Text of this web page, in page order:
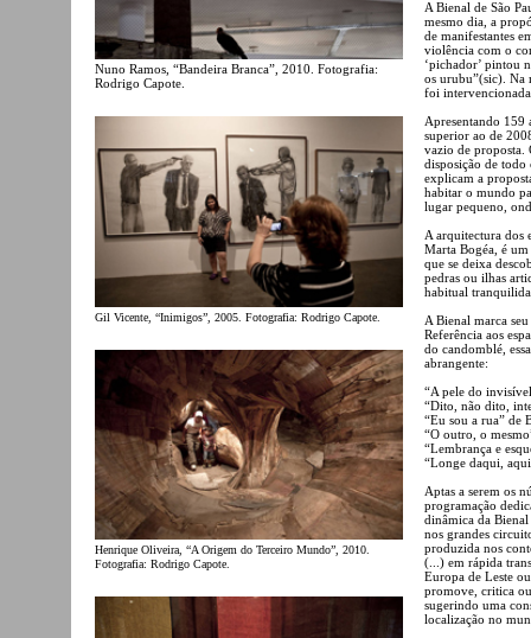
Nuno Ramos, “Bandeira Branca”, 2010. Fotografia:
Rodrigo Capote.
Gil Vicente, “Inimigos”, 2005. Fotografia: Rodrigo Capote.
Henrique Oliveira, “A Origem do Terceiro Mundo”, 2010.
Fotografia: Rodrigo Capote.
A Bienal de São
mesmo dia, a
de manifestantes
violência com o
‘pichador’ pintou
os urubu”(sic). Na
foi
Apresentando 159
superior ao de
vazio de proposta.
disposição de todo
explicam a
habitar o mundo
lugar pequeno,
A arquitectura dos
Marta Bogéa, é
que se deixa
pedras ou ilhas
habitual
A Bienal marca
Referência aos
do candomblé,
abrangente:
“A pele do
“Dito, não dito,
“Eu sou a rua” de
“O outro, o
“Lembrança e
“Longe daqui,
Aptas a serem os
programação
dinâmica da Bienal
nos grandes
produzida nos
(...) em rápida
Europa de Leste
promove, critica
sugerindo uma
localização no